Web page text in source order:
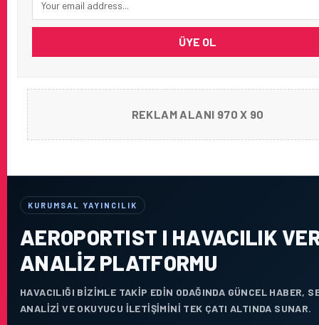
ÜYE OL
REKLAM ALANI 970 X 90
KURUMSAL YAYINCILIK
AEROPORTIST I HAVACILIK
ANALIZ PLATFORMU
HAVACILIĞI BIZIMLE TAKIP EDIN ODAĞINDA GÜNCEL HABER,
ANALIZI VE OKUYUCU ILETIŞIMINI TEK ÇATI ALTINDA SUNAR.